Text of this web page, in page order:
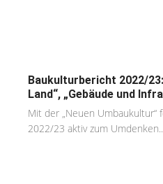
Baukulturbericht 2022/
Land“, „Gebäude und
Mit der „Neuen
2022/23 aktiv zum